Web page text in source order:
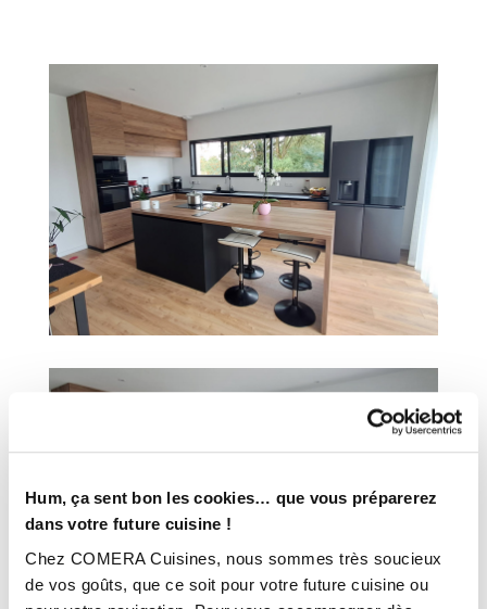
Hum, ça sent bon les cookies… que vous préparerez
dans votre future cuisine !
Chez COMERA Cuisines, nous sommes très soucieux
de vos goûts, que ce soit pour votre future cuisine ou